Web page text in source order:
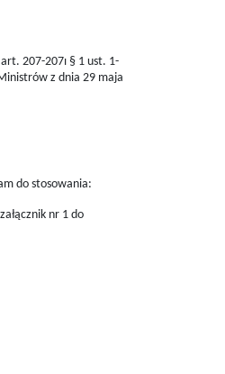
207-207ı § 1 ust. 1-
z dnia 29 maja
do stosowania:
nr 1 do